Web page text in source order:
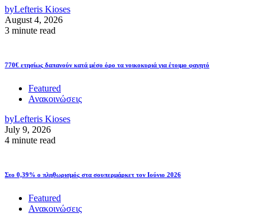
byLefteris Kioses
August 4, 2026
3 minute read
770€ ετησίως δαπανούν κατά μέσο όρο τα νοικοκυριά για έτοιμο φαγητό
Featured
Ανακοινώσεις
byLefteris Kioses
July 9, 2026
4 minute read
Στο 0,39% ο πληθωρισμός στα σουπερμάρκετ τον Ιούνιο 2026
Featured
Ανακοινώσεις